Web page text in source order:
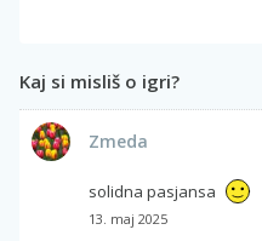
Kaj si misliš o igri?
Zmeda
solidna pasjansa
13. maj 2025